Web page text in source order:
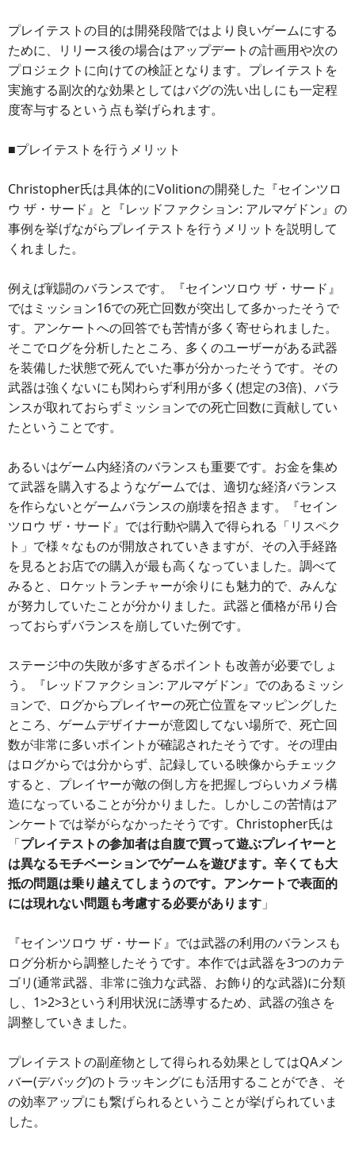
プレイテストの目的は開発段階ではより良いゲームにする
ために、リリース後の場合はアップデートの計画用や次の
プロジェクトに向けての検証となります。プレイテストを
実施する副次的な効果としてはバグの洗い出しにも一定程
度寄与するという点も挙げられます。
■プレイテストを行うメリット
Christopher氏は具体的にVolitionの開発した『セインツロ
ウ ザ・サード』と『レッドファクション: アルマゲドン』の
事例を挙げながらプレイテストを行うメリットを説明して
くれました。
例えば戦闘のバランスです。『セインツロウ ザ・サード』
ではミッション16での死亡回数が突出して多かったそうで
す。アンケートへの回答でも苦情が多く寄せられました。
そこでログを分析したところ、多くのユーザーがある武器
を装備した状態で死んでいた事が分かったそうです。その
武器は強くないにも関わらず利用が多く(想定の3倍)、バラ
ンスが取れておらずミッションでの死亡回数に貢献してい
たということです。
あるいはゲーム内経済のバランスも重要です。お金を集め
て武器を購入するようなゲームでは、適切な経済バランス
を作らないとゲームバランスの崩壊を招きます。『セイン
ツロウ ザ・サード』では行動や購入で得られる「リスペク
ト」で様々なものが開放されていきますが、その入手経路
を見るとお店での購入が最も高くなっていました。調べて
みると、ロケットランチャーが余りにも魅力的で、みんな
が努力していたことが分かりました。武器と価格が吊り合
っておらずバランスを崩していた例です。
ステージ中の失敗が多すぎるポイントも改善が必要でしょ
う。『レッドファクション: アルマゲドン』でのあるミッシ
ョンで、ログからプレイヤーの死亡位置をマッピングした
ところ、ゲームデザイナーが意図してない場所で、死亡回
数が非常に多いポイントが確認されたそうです。その理由
はログからでは分からず、記録している映像からチェック
すると、プレイヤーが敵の倒し方を把握しづらいカメラ構
造になっていることが分かりました。しかしこの苦情はア
ンケートでは挙がらなかったそうです。Christopher氏は
「プレイテストの参加者は自腹で買って遊ぶプレイヤーと
は異なるモチベーションでゲームを遊びます。辛くても大
抵の問題は乗り越えてしまうのです。アンケートで表面的
には現れない問題も考慮する必要があります 」
『セインツロウ ザ・サード』では武器の利用のバランスも
ログ分析から調整したそうです。本作では武器を3つのカテ
ゴリ(通常武器、非常に強力な武器、お飾り的な武器)に分類
し、1>2>3という利用状況に誘導するため、武器の強さを
調整していきました。
プレイテストの副産物として得られる効果としてはQAメン
バー(デバッグ)のトラッキングにも活用することができ、そ
の効率アップにも繋げられるということが挙げられていま
した。